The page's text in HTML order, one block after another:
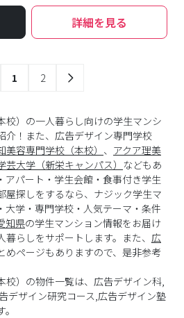
詳細を見る
1 2
校）の一人暮らし向けの学生マンシ
介！また、広告デザイン専門学校
美容専門学校（本校） 、 アクア理美
芸大学（新栄キャンパス） などもあ
アパート・学生会館・食事付き学生
屋探しをするなら、ナジック学生マ
大学・専門学校・人気テーマ・条件
知県の学生マンション情報をお届け
らしをサポートします。また、 広
めページもありますので、是非参考
校）の物件一覧は、 広告デザイン科,
デザイン研究コース,広告デザイン塾